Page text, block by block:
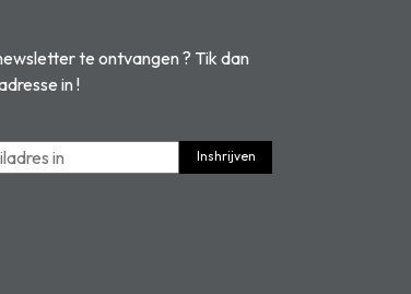
te ontvangen ? Tik dan
in !
Inshrijven